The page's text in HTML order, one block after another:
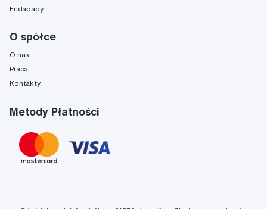
Fridababy
O spółce
O nas
Praca
Kontakty
Metody Płatności